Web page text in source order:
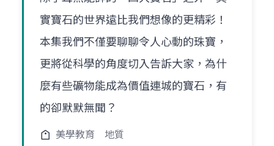
實寶石的世界遠比我們想像的更精彩！
本集我們不僅要聊聊令人心動的珠寶，
更將從科學的角度切入告訴大家，為什
麼有些礦物能成為價值連城的寶石，有
的卻默默無聞？
美學教育 地質